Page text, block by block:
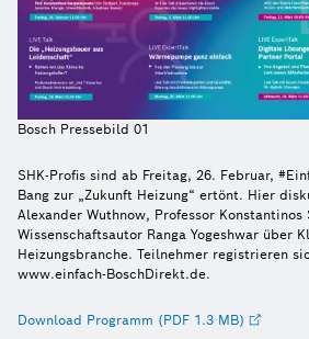
Bosch Pressebild 01
SHK-Profis sind ab Freitag, 26. Februar,
Bang zur „Zukunft Heizung“ ertönt. Hier
Alexander Wuthnow, Professor
Wissenschaftsautor Ranga Yogeshwar über
Heizungsbranche. Teilnehmer registrieren
www.einfach-BoschDirekt.de.
Download Programm (PDF 1.3 MB)